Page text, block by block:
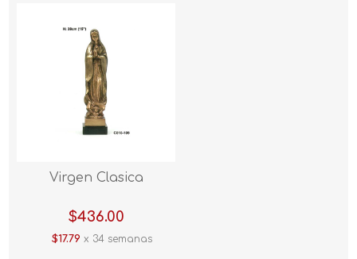
Virgen Clasica
$436.00
$17.79 x 34 semanas